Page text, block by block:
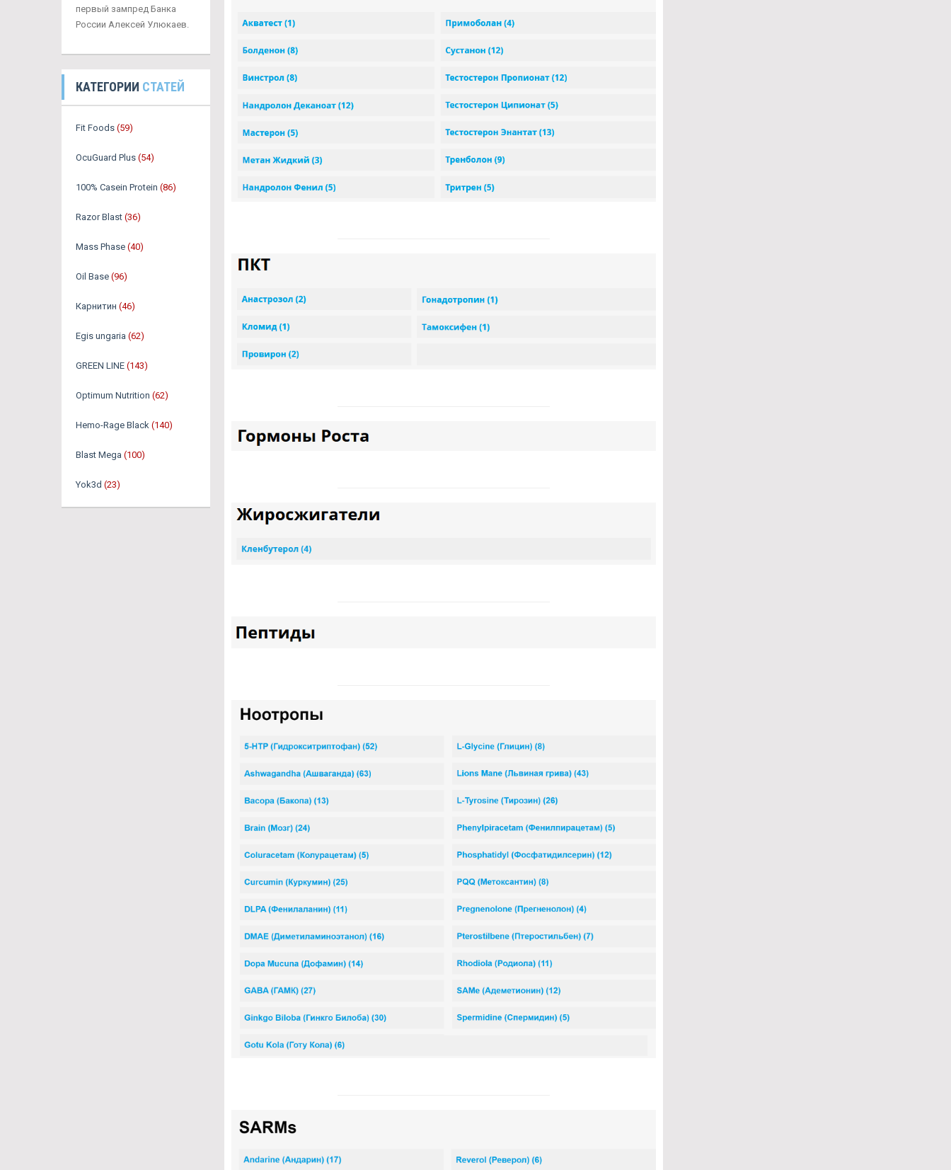
первый зампред Банка
России Алексей Улюкаев.
КАТЕГОРИИ СТАТЕЙ
Fit Foods (59)
OcuGuard Plus (54)
100% Casein Protein (86)
Razor Blast (36)
Mass Phase (40)
Oil Base (96)
Карнитин (46)
Egis ungaria (62)
GREEN LINE (143)
Optimum Nutrition (62)
Hemo-Rage Black (140)
Blast Mega (100)
Yok3d (23)